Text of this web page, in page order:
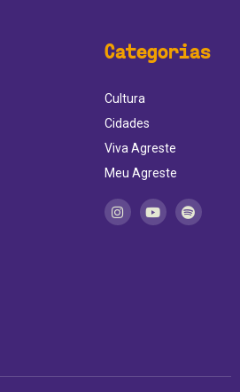
Categorias
Cultura
Cidades
Viva Agreste
Meu Agreste